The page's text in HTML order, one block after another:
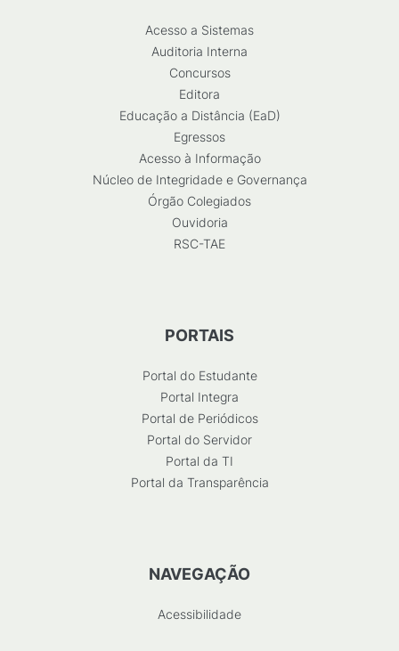
Acesso a Sistemas
Auditoria Interna
Concursos
Editora
Educação a Distância (EaD)
Egressos
Acesso à Informação
Núcleo de Integridade e Governança
Órgão Colegiados
Ouvidoria
RSC-TAE
PORTAIS
Portal do Estudante
Portal Integra
Portal de Periódicos
Portal do Servidor
Portal da TI
Portal da Transparência
NAVEGAÇÃO
Acessibilidade